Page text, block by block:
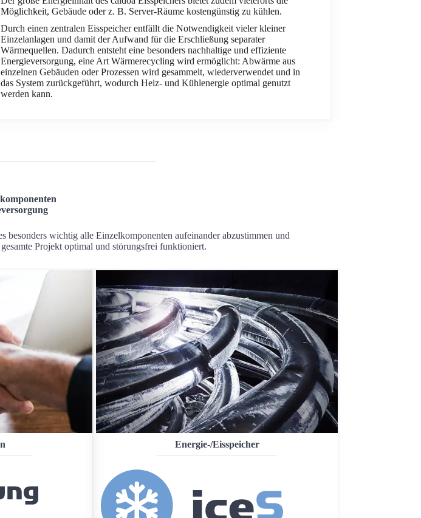
Möglichkeit, Gebäude oder z. B. Server-Räume kostengünstig zu kühlen.
Durch einen zentralen Eisspeicher entfällt die Notwendigkeit vieler kleiner
Einzelanlagen und damit der Aufwand für die Erschließung separater
Wärmequellen. Dadurch entsteht eine besonders nachhaltige und effiziente
Energieversorgung, eine Art Wärmerecycling wird ermöglicht: Abwärme aus
einzelnen Gebäuden oder Prozessen wird gesammelt, wiederverwendet und in
das System zurückgeführt, wodurch Heiz- und Kühlenergie optimal genutzt
werden kann.
wichtig alle Einzelkomponenten aufeinander abzustimmen und
Projekt optimal und störungsfrei funktioniert.
Energie-/Eisspeicher